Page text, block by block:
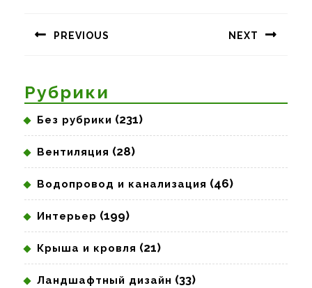
записям
PREVIOUS NEXT
Рубрики
Без рубрики (231)
Вентиляция (28)
Водопровод и канализация (46)
Интерьер (199)
Крыша и кровля (21)
Ландшафтный дизайн (33)